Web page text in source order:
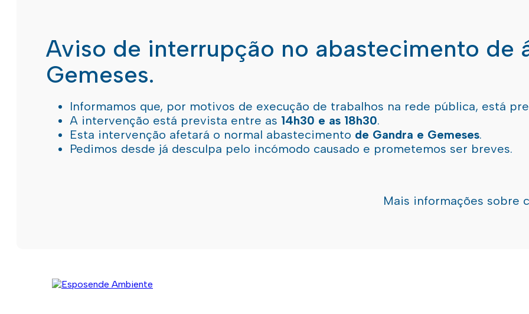
Aviso de interrupção no abastecimento de
Gemeses.
Informamos que, por motivos de execução de trabalhos na rede pública, está
A intervenção está prevista entre as 14h30 e as 18h30.
Esta intervenção afetará o normal abastecimento de Gandra e Gemeses.
Pedimos desde já desculpa pelo incómodo causado e prometemos ser breves.
Mais informações sobre